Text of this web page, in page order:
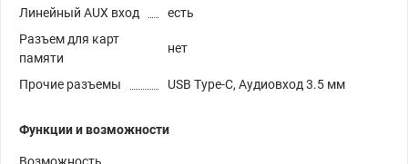
Линейный AUX вход
есть
Разъем для карт
памяти
нет
Прочие разъемы USB Type-C, Аудиовход 3.5 мм
Функции и возможности